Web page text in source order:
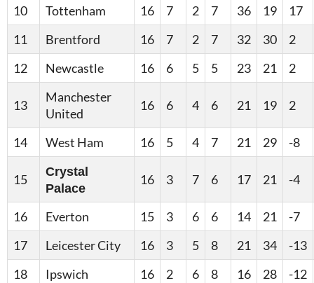
10
Tottenham 16 7 2 7 36 19
17
11
Brentford 16 7 2 7 32 30
2
12
Newcastle 16 6 5 5 23 21 2
13
Manchester
United
16 6 4 6 21 19 2
14 West Ham 16 5 4 7 21 29 -8
15
Crystal
Palace
16 3 7 6 17 21 -4
16 Everton 15 3 6 6 14 21
-7
17
Leicester City 16 3 5 8 21 34
-13
18
Ipswich 16 2 6 8 16 28
-12